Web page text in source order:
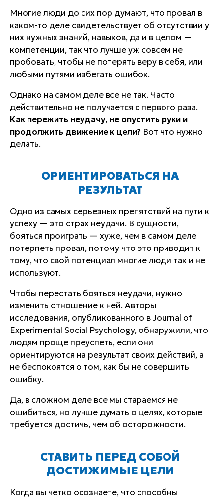
Многие люди до сих пор думают, что провал в
каком-то деле свидетельствует об отсутствии у
них нужных знаний, навыков, да и в целом —
компетенции, так что лучше уж совсем не
пробовать, чтобы не потерять веру в себя, или
любыми путями избегать ошибок.
Однако на самом деле все не так. Часто
действительно не получается с первого раза.
Как пережить неудачу, не опустить руки и
продолжить движение к цели? Вот что нужно
делать.
ОРИЕНТИРОВАТЬСЯ НА
РЕЗУЛЬТАТ
Одно из самых серьезных препятствий на пути к
успеху — это страх неудачи. В сущности,
бояться проиграть — хуже, чем в самом деле
потерпеть провал, потому что это приводит к
тому, что свой потенциал многие люди так и не
используют.
Чтобы перестать бояться неудачи, нужно
изменить отношение к ней. Авторы
исследования, опубликованного в Journal of
Experimental Social Psychology, обнаружили, что
людям проще преуспеть, если они
ориентируются на результат своих действий, а
не беспокоятся о том, как бы не совершить
ошибку.
Да, в сложном деле все мы стараемся не
ошибиться, но лучше думать о целях, которые
требуется достичь, чем об осторожности.
СТАВИТЬ ПЕРЕД СОБОЙ
ДОСТИЖИМЫЕ ЦЕЛИ
Когда вы четко осознаете, что способны